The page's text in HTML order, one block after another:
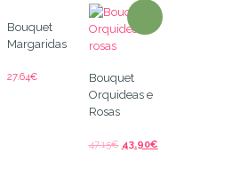
Bouquet
Margaridas
27.64€
Bouquet
Orquideas e
Rosas
47.15€ 43.90€